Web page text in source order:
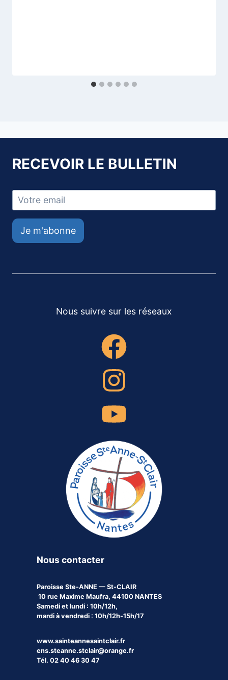
RECEVOIR LE BULLETIN
Je m'abonne
Nous suivre sur les réseaux
Nous contacter
Paroisse Ste-ANNE — St-CLAIR
10 rue Maxime Maufra, 44100 NANTES
Samedi et lundi : 10h/12h,
mardi à vendredi : 10h/12h-15h/17
www.sainteannesaintclair.fr
ens.steanne.stclair@orange.fr
Tél. 02 40 46 30 47